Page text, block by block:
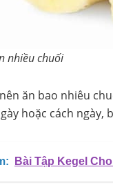
nhiều chuối
ăn bao nhiêu
hoặc cách ngày,
Bài Tập Kegel